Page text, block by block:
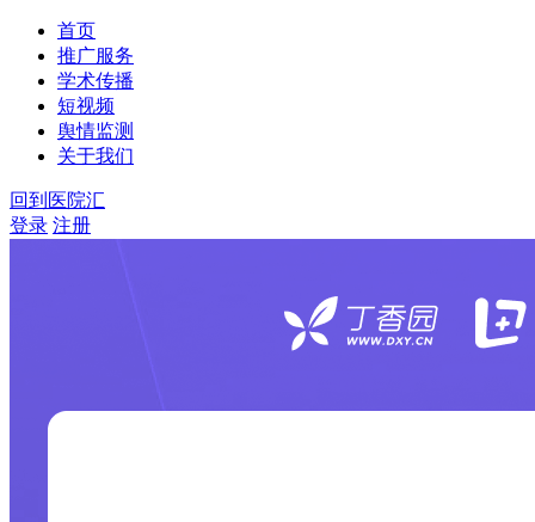
首页
推广服务
学术传播
短视频
舆情监测
关于我们
回到医院汇
登录 注册